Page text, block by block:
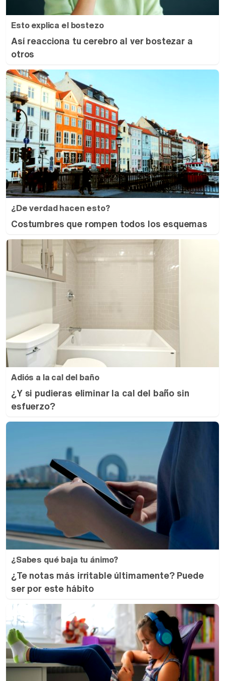
Esto explica el bostezo
Así reacciona tu cerebro al ver bostezar a
otros
¿De verdad hacen esto?
Costumbres que rompen todos los esquemas
Adiós a la cal del baño
¿Y si pudieras eliminar la cal del baño sin
esfuerzo?
¿Sabes qué baja tu ánimo?
¿Te notas más irritable últimamente? Puede
ser por este hábito